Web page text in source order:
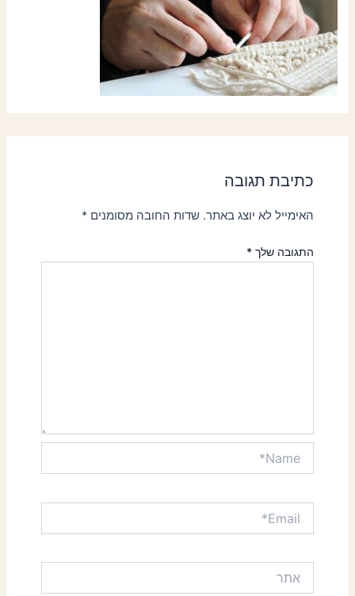
כתיבת תגובה
האימייל לא יוצג באתר. שדות החובה מסומנים *
התגובה שלך *